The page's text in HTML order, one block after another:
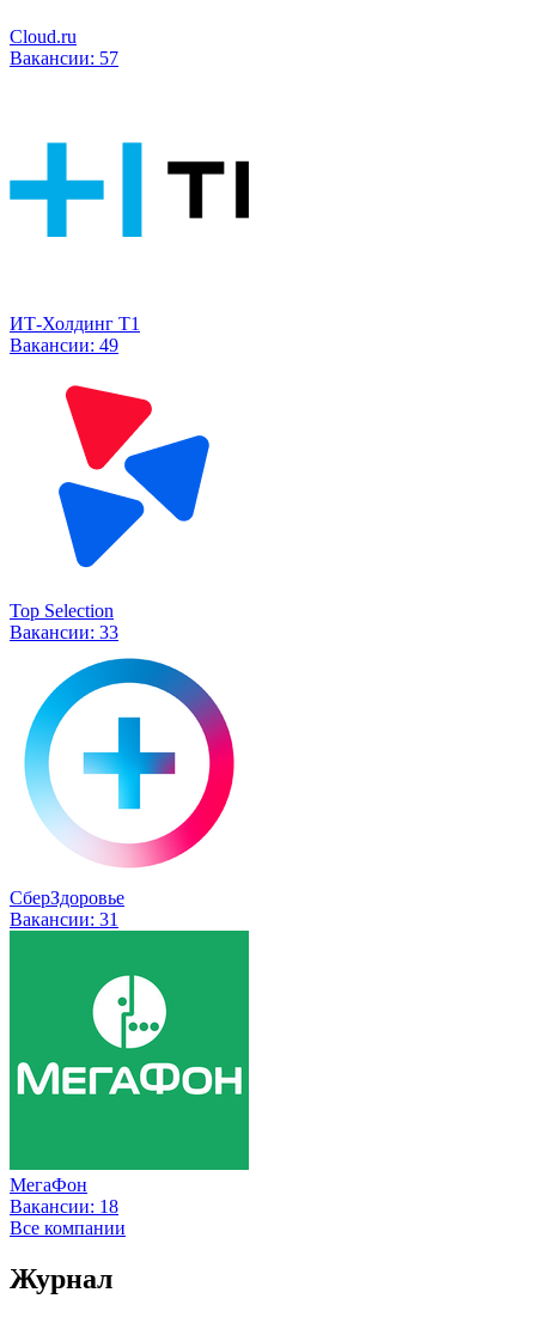
Cloud.ru
Вакансии: 57
ИТ-Холдинг Т1
Вакансии: 49
Top Selection
Вакансии: 33
СберЗдоровье
Вакансии: 31
МегаФон
Вакансии: 18
Все компании
Журнал